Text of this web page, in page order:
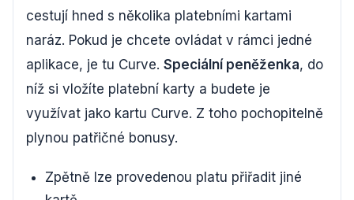
cestují hned s několika platebními kartami
naráz. Pokud je chcete ovládat v rámci jedné
aplikace, je tu Curve. Speciální peněženka, do
níž si vložíte platební karty a budete je
využívat jako kartu Curve. Z toho pochopitelně
plynou patřičné bonusy.
Zpětně lze provedenou platu přiřadit jiné